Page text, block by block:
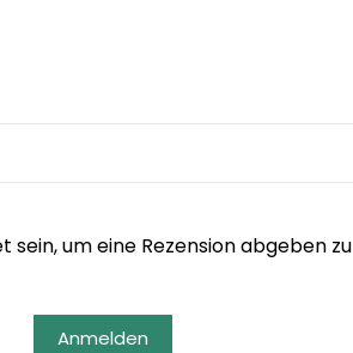
sein, um eine Rezension abgeben zu
Anmelden